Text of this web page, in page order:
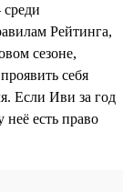
Рейтинга,
сезоне,
себя
Если Иви за год
неё есть право